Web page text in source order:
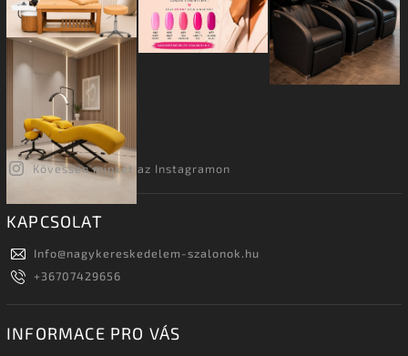
Kövessen minket az Instagramon
KAPCSOLAT
Info@nagykereskedelem-szalonok.hu
+36707429656
INFORMACE PRO VÁS